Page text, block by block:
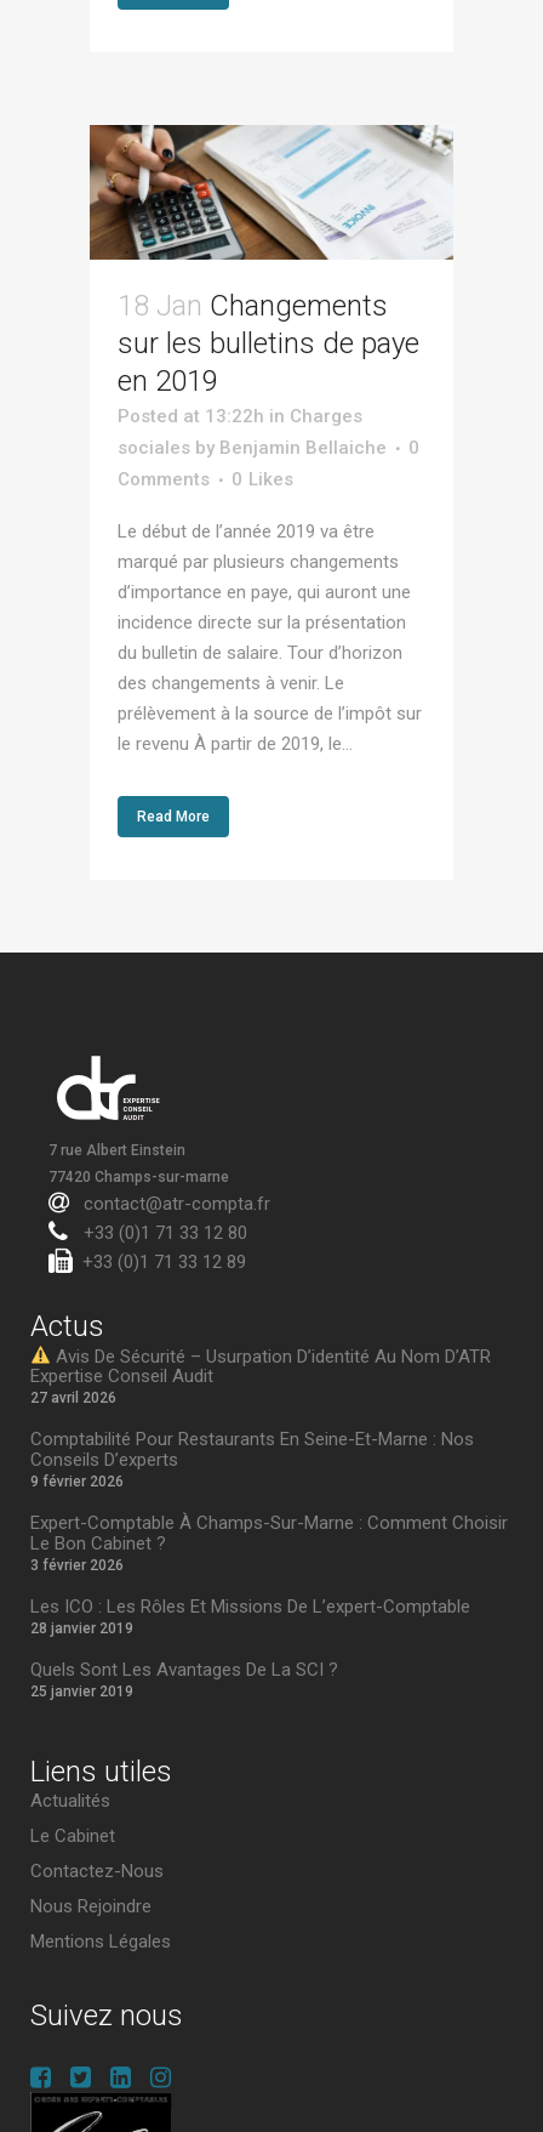
18 Jan Changements
sur les bulletins de paye
en 2019
Posted at 13:22h in Charges
sociales by Benjamin Bellaiche
0
Comments
0 Likes
Le début de l’année 2019 va être
marqué par plusieurs changements
d’importance en paye, qui auront une
incidence directe sur la présentation
du bulletin de salaire. Tour d’horizon
des changements à venir. Le
prélèvement à la source de l’impôt sur
le revenu À partir de 2019, le...
Read More
7 rue Albert Einstein
77420 Champs-sur-marne
contact@atr-compta.fr
+33 (0)1 71 33 12 80
+33 (0)1 71 33 12 89
Actus
Avis De Sécurité – Usurpation D’identité Au Nom D’ATR
Expertise Conseil Audit
27 avril 2026
Comptabilité Pour Restaurants En Seine-Et-Marne : Nos
Conseils D’experts
9 février 2026
Expert-Comptable À Champs-Sur-Marne : Comment Choisir
Le Bon Cabinet ?
3 février 2026
Les ICO : Les Rôles Et Missions De L’expert-Comptable
28 janvier 2019
Quels Sont Les Avantages De La SCI ?
25 janvier 2019
Liens utiles
Actualités
Le Cabinet
Contactez-Nous
Nous Rejoindre
Mentions Légales
Suivez nous